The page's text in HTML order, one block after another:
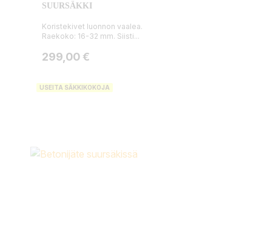
SUURSÄKKI
Koristekivet luonnon vaalea.
Raekoko: 16-32 mm. Siisti...
Hinta
299,00 €
USEITA SÄKKIKOKOJA